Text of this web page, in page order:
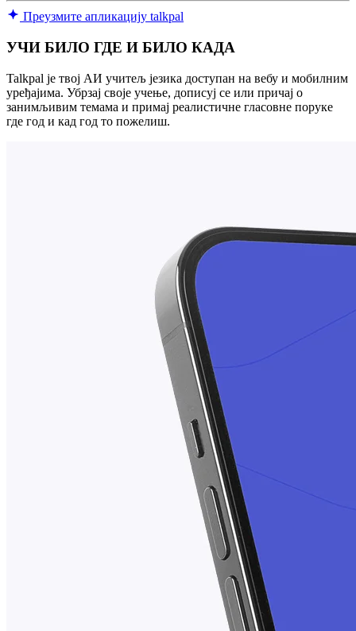
Преузмите апликацију talkpal
УЧИ БИЛО ГДЕ И БИЛО КАДА
Talkpal је твој АИ учитељ језика доступан на вебу и мобилним
уређајима. Убрзај своје учење, дописуј се или причај о
занимљивим темама и примај реалистичне гласовне поруке
где год и кад год то пожелиш.